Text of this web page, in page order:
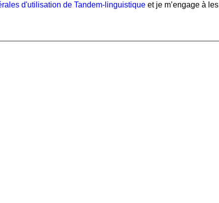
d'utilisation de Tandem-linguistique et je m’engage à les